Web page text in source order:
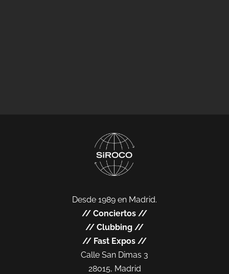
Desde 1989 en Madrid.
// Conciertos //
// Clubbing //
// Fast Expos //
Calle San Dimas 3
28015, Madrid